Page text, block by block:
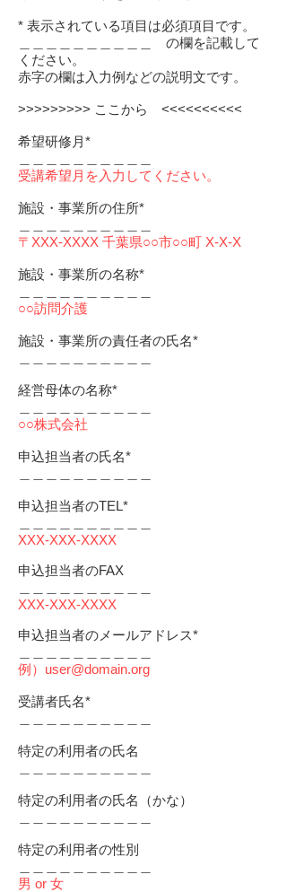
* 表示されている項目は必須項目です。
＿＿＿＿＿＿＿＿＿＿ の欄を記載して
ください。
赤字の欄は入力例などの説明文です。
>>>>>>>>> ここから <<<<<<<<<<
希望研修月*
受講希望月を入力してください。
施設・事業所の住所*
〒XXX-XXXX 千葉県○○市○○町 X-X-X
施設・事業所の名称*
○○訪問介護
施設・事業所の責任者の氏名*
経営母体の名称*
○○株式会社
申込担当者の氏名*
申込担当者のTEL*
XXX-XXX-XXXX
申込担当者のFAX
XXX-XXX-XXXX
申込担当者のメールアドレス*
例） user@domain.org
受講者氏名*
特定の利用者の氏名
特定の利用者の氏名（かな）
特定の利用者の性別
男 or 女